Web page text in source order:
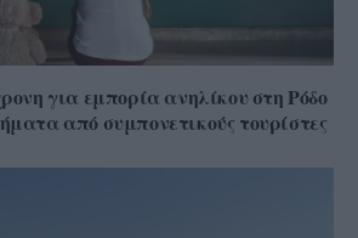
για εμπορία ανηλίκου στη Ρόδο
από συμπονετικούς τουρίστες